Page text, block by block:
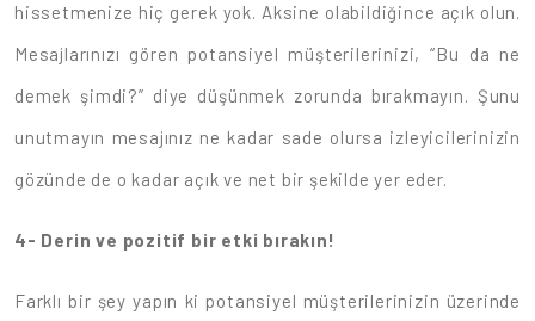
hissetmenize hiç gerek yok. Aksine olabildiğince açık olun.
Mesajlarınızı gören potansiyel müşterilerinizi, “Bu da ne
demek şimdi?” diye düşünmek zorunda bırakmayın. Şunu
unutmayın mesajınız ne kadar sade olursa izleyicilerinizin
gözünde de o kadar açık ve net bir şekilde yer eder.
4- Derin ve pozitif bir etki bırakın!
Farklı bir şey yapın ki potansiyel müşterilerinizin üzerinde